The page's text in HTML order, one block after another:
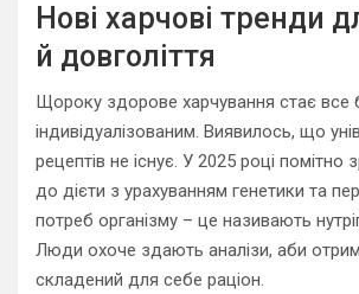
Нові харчові тренди
й довголіття
Щороку здорове харчування стає все
індивідуалізованим. Виявилось, що
рецептів не існує. У 2025 році помітно
до дієти з урахуванням генетики та
потреб організму – це називають
Люди охоче здають аналізи, аби
складений для себе раціон.